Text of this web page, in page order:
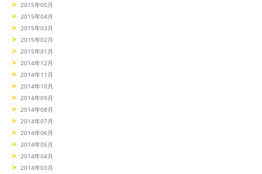
2015年05月
2015年04月
2015年03月
2015年02月
2015年01月
2014年12月
2014年11月
2014年10月
2014年09月
2014年08月
2014年07月
2014年06月
2014年05月
2014年04月
2014年03月